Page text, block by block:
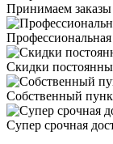
Принимаем заказы
Скидки
Собственный
Супер срочная